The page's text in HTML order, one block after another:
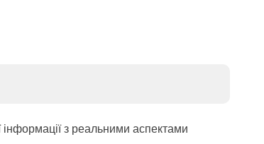
з реальними аспектами